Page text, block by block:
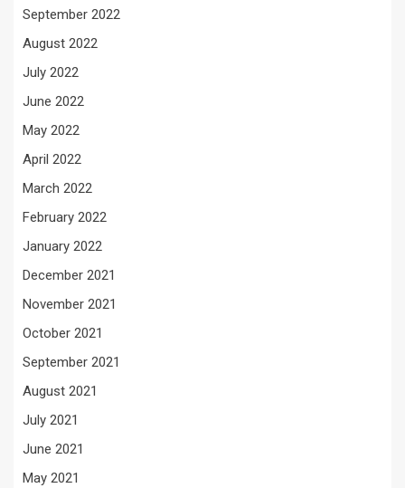
September 2022
August 2022
July 2022
June 2022
May 2022
April 2022
March 2022
February 2022
January 2022
December 2021
November 2021
October 2021
September 2021
August 2021
July 2021
June 2021
May 2021